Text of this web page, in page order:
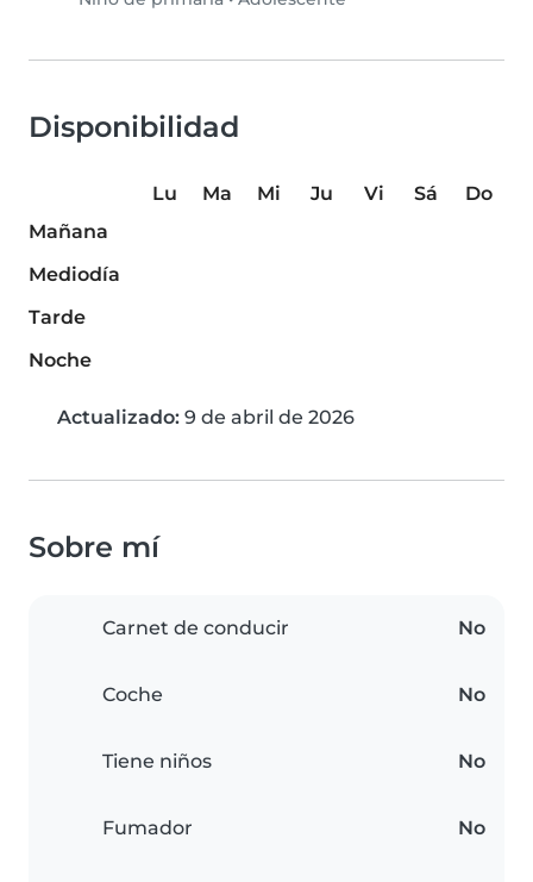
Disponibilidad
Lu Ma Mi Ju Vi Sá
Do
Mañana
Mediodía
Tarde
Noche
Actualizado: 9 de abril de 2026
Sobre mí
Carnet de conducir No
Coche No
Tiene niños No
Fumador No